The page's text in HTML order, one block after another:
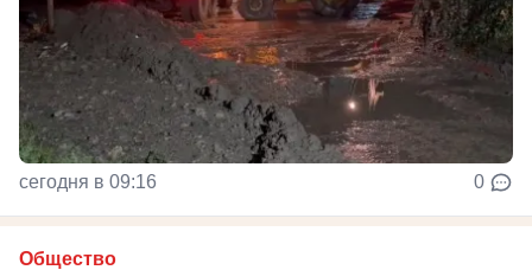
сегодня в 09:16 0
Общество